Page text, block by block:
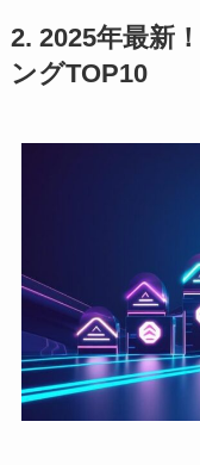
2. 2025年最新
ングTOP10